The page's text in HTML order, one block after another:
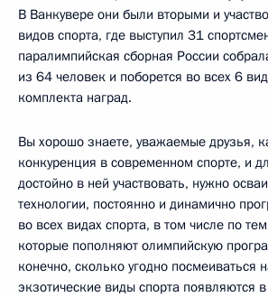
В Ванкувере они были вторыми и
видов спорта, где выступил 31
паралимпийская сборная России
из 64 человек и поборется во всех 6
комплекта наград.
Вы хорошо знаете, уважаемые друзья,
конкуренция в современном спорте, и
достойно в ней участвовать, нужно
технологии, постоянно и динамично
во всех видах спорта, в том числе по
которые пополняют олимпийскую
конечно, сколько угодно посмеиваться
экзотические виды спорта появляются